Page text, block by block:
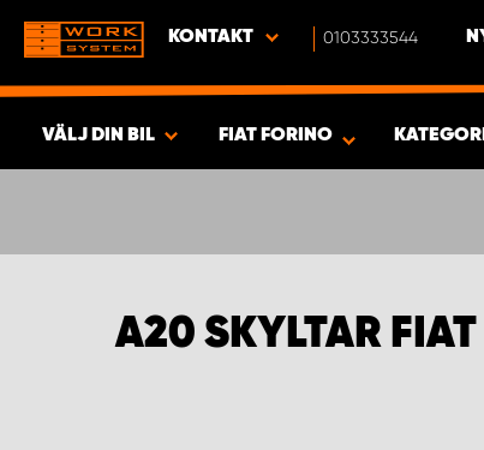
KONTAKT 0103333544
VÄLJ DIN BIL
PRODUKTER
FIAT FORINO
A20 SKYLTAR